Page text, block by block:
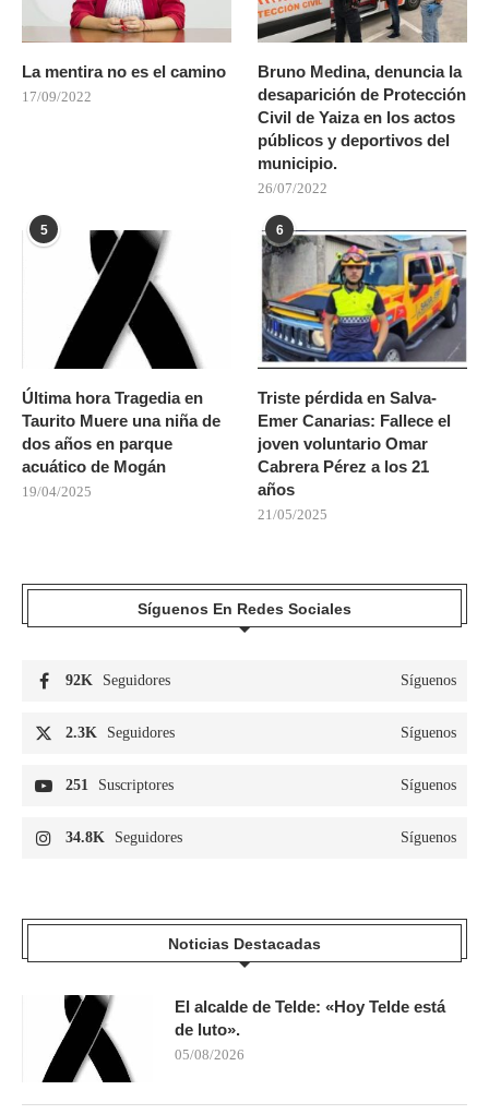
La mentira no es el camino
17/09/2022
Bruno Medina, denuncia la
desaparición de Protección
Civil de Yaiza en los actos
públicos y deportivos del
municipio.
26/07/2022
5
Última hora Tragedia en
Taurito Muere una niña de
dos años en parque
acuático de Mogán
19/04/2025
6
Triste pérdida en Salva-
Emer Canarias: Fallece el
joven voluntario Omar
Cabrera Pérez a los 21
años
21/05/2025
Síguenos En Redes Sociales
92K Seguidores Síguenos
2.3K Seguidores Síguenos
251 Suscriptores Síguenos
34.8K Seguidores Síguenos
Noticias Destacadas
El alcalde de Telde: «Hoy Telde está
de luto».
05/08/2026